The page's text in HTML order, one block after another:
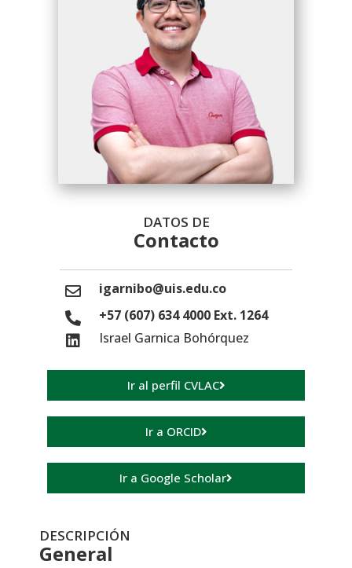
DATOS DE
Contacto
igarnibo@uis.edu.co
+57 (607) 634 4000 Ext. 1264
Israel Garnica Bohórquez
Ir al perfil CVLAC
Ir a ORCID
Ir a Google Scholar
DESCRIPCIÓN
General